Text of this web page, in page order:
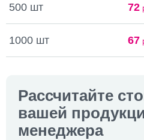
500 шт 72
1000 шт 67
Рассчитайте
вашей
менеджера